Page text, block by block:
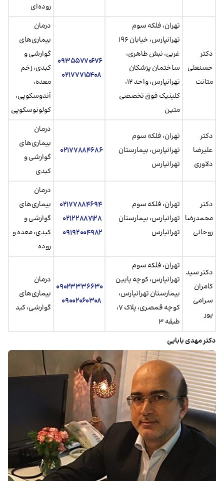
روده‌ای
دکتر
حسنعلی
متانت
تهران، فلکه سوم
تهرانپارس، خیابان ۱۹۶
غربی، نبش طاهری،
ساختمان پزشکان
تهرانپارس، واحد ۱۲،
کلینیک فوق تخصصی
متین
۰۹۳۵۵۷۷۰۶۷۶
۰۲۱۷۷۷۱۵۴۰۸
درمان
بیماری‌های
گوارشی و
کبدی، زخم
معده،
آندوسکوپی،
کولونوسکوپی
دکتر
علیرضا
دلاوری
تهران، فلکه سوم
تهرانپارس، بیمارستان
تهرانپارس
۰۲۱۷۷۸۸۴۶۸۶
درمان
بیماری‌های
گوارشی و
کبدی
دکتر
محمدرضا
روحانی
تهران، فلکه سوم
تهرانپارس، بیمارستان
تهرانپارس
۰۲۱۷۷۸۸۴۶۹۴
۰۲۱۲۲۸۸۷۱۲۸
۰۹۱۹۲۰۰۴۹۸۲
درمان
بیماری‌های
گوارشی و
کبدی، معده و
روده
دکتر سید
کامران
سرامی
پور
تهران، فلکه سوم
تهرانپارس، کوچه پایین
بیمارستان تهرانپارس،
کوچه قمصری، پلاک ۷،
طبقه ۳
۰۹۰۲۳۳۳۶۶۳۰
۰۹۰۰۲۰۶۰۳۰۸
درمان
بیماری‌های
گوارشی، کبد
دکتر مهدی بابایی